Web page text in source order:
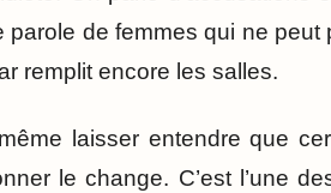
parole de femmes qui ne
remplit encore les salles.
laisser entendre que
le change. C’est l’une